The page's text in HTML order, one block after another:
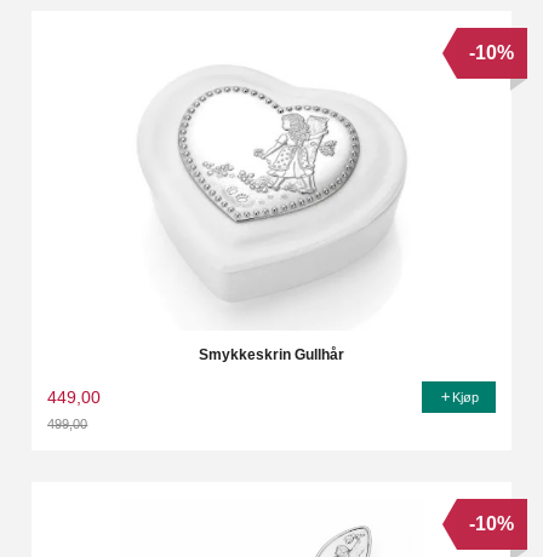
Smykkeskrin Gullhår
449,00
499,00
-10%
Kjøp
-10%